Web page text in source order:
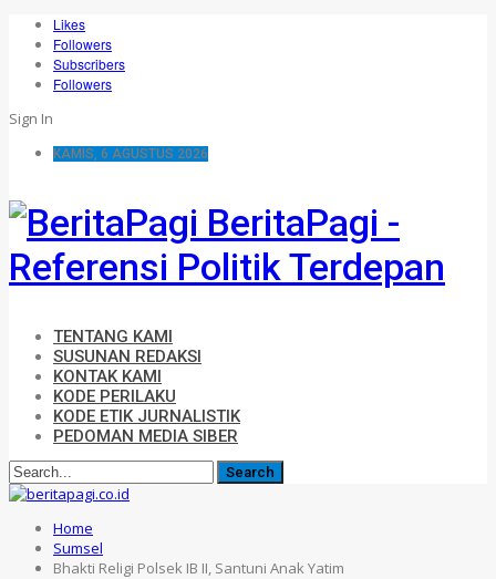
Likes
Followers
Subscribers
Followers
Sign In
KAMIS, 6 AGUSTUS 2026
BeritaPagi -
Referensi Politik Terdepan
TENTANG KAMI
SUSUNAN REDAKSI
KONTAK KAMI
KODE PERILAKU
KODE ETIK JURNALISTIK
PEDOMAN MEDIA SIBER
Home
Sumsel
Bhakti Religi Polsek IB II, Santuni Anak Yatim